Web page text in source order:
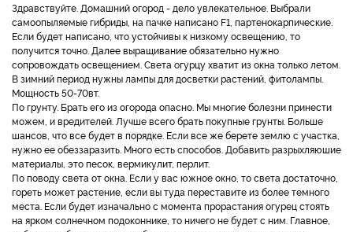
Здравствуйте. Домашний огород - дело увлекательное. Выбрали
самоопыляемые гибриды, на пачке написано F1, партенокарпические.
Если будет написано, что устойчивы к низкому освещению, то
получится точно. Далее выращивание обязательно нужно
сопровождать освещением. Света огурцу хватит из окна только летом.
В зимний период нужны лампы для досветки растений, фитолампы.
Мощность 50-70вт.
По грунту. Брать его из огорода опасно. Мы многие болезни принести
можем, и вредителей. Лучше всего брать покупные грунты. Больше
шансов, что все будет в порядке. Если все же берете землю с участка,
нужно ее обеззаразить. Много есть способов. Добавить разрыхляюшие
материалы, это песок, вермикулит, перлит.
По поводу света от окна. Если у вас южное окно, то света достаточно,
гореть может растение, если вы туда переставите из более темного
места. Если будет изначально с момента прорастания огурец стоять
на ярком солнечном подоконнике, то ничего не будет с ним. Главное,